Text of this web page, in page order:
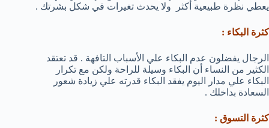
يعطي نظرة طبيعية أكثر ولا يحدث تغيرات في شكل بشرتك .
كثرة البكاء :
الرجال يفضلون عدم البكاء علي الأسباب التافهة . قد تعتقد
الكثير من النساء أن البكاء وسيلة للراحة ولكن مع تكرار
البكاء علي مدار اليوم يفقد البكاء قدرته علي زيادة شعور
السعادة بداخلك .
كثرة التسوق :